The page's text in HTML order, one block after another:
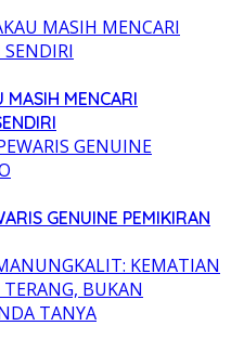
MASIH MENCARI
GENUINE PEMIKIRAN